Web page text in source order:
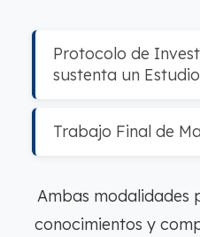
Protocolo de
sustenta un
Trabajo Final de
Ambas modalidades
conocimientos y